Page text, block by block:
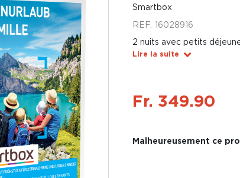
Smartbox
REF. 16028916
2 nuits avec petits
Lire la suite
Fr. 349.90
Malheureusement ce